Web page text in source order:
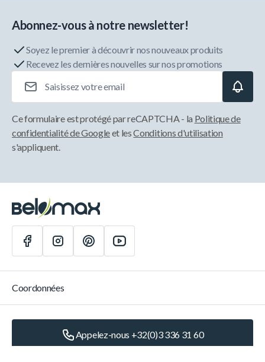
Abonnez-vous à notre newsletter!
Soyez le premier à découvrir nos nouveaux produits
Recevez les dernières nouvelles sur nos promotions
Ce formulaire est protégé par reCAPTCHA - la Politique de
confidentialité de Googleet lesConditions d'utilisation
s'appliquent.
Coordonnées
Appelez-nous +32(0)3 336 31 60